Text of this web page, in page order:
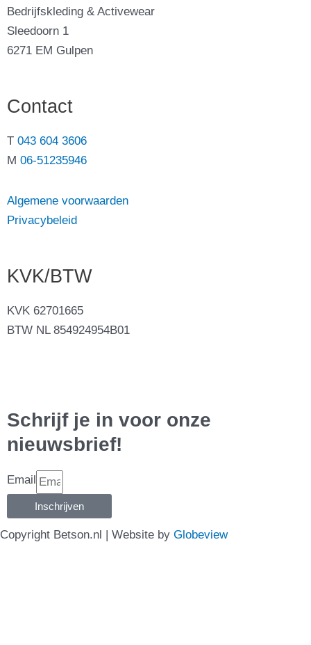
Bedrijfskleding & Activewear
Sleedoorn 1
6271 EM Gulpen
Contact
T 043 604 3606
M 06-51235946
Algemene voorwaarden
Privacybeleid
KVK/BTW
KVK 62701665
BTW NL 854924954B01
Schrijf je in voor onze
nieuwsbrief!
Email
Inschrijven
Copyright Betson.nl | Website by Globeview